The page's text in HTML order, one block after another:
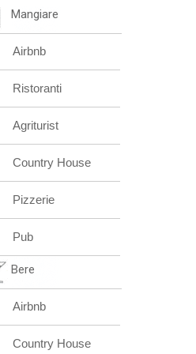
Mangiare
Airbnb
Ristoranti
Agriturist
Country House
Pizzerie
Pub
Bere
Airbnb
Country House